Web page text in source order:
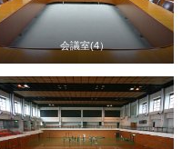
会議室(4）